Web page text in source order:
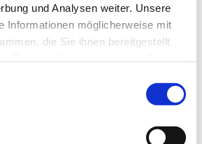
und Analysen weiter. Unsere
Informationen möglicherweise mit
die Sie ihnen bereitgestellt